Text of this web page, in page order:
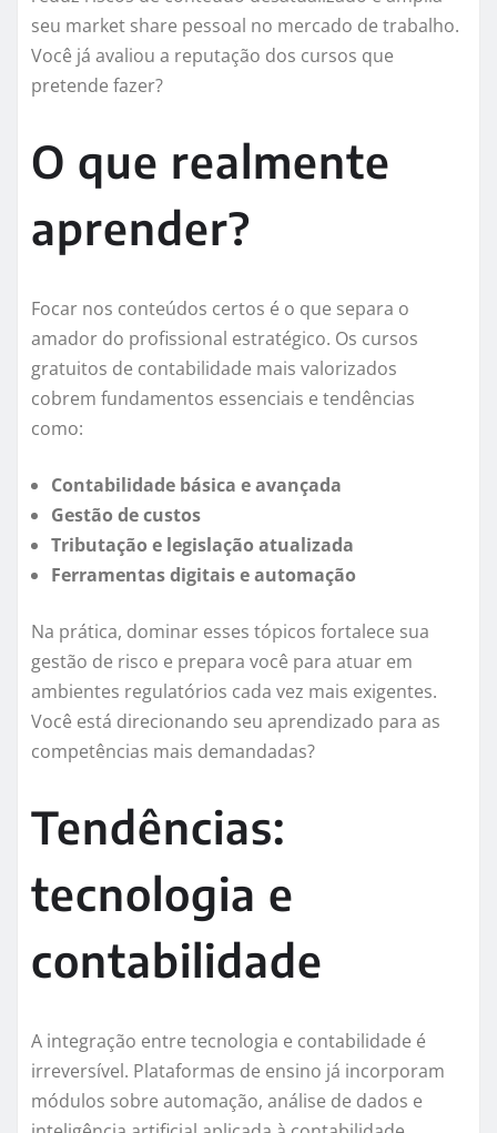
seu market share pessoal no mercado de trabalho.
Você já avaliou a reputação dos cursos que
pretende fazer?
O que realmente
aprender?
Focar nos conteúdos certos é o que separa o
amador do profissional estratégico. Os cursos
gratuitos de contabilidade mais valorizados
cobrem fundamentos essenciais e tendências
como:
Contabilidade básica e avançada
Gestão de custos
Tributação e legislação atualizada
Ferramentas digitais e automação
Na prática, dominar esses tópicos fortalece sua
gestão de risco e prepara você para atuar em
ambientes regulatórios cada vez mais exigentes.
Você está direcionando seu aprendizado para as
competências mais demandadas?
Tendências:
tecnologia e
contabilidade
A integração entre tecnologia e contabilidade é
irreversível. Plataformas de ensino já incorporam
módulos sobre automação, análise de dados e